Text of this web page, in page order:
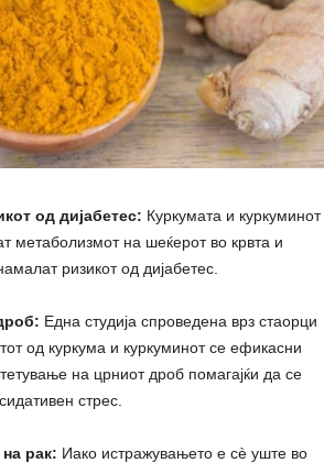
од дијабетес: Куркумата и куркуминот
метаболизмот на шеќерот во крвта и
ризикот од дијабетес.
Една студија спроведена врз стаорци
од куркума и куркуминот се ефикасни
на црниот дроб помагајќи да се
стрес.
рак: Иако истражувањето е сè уште во